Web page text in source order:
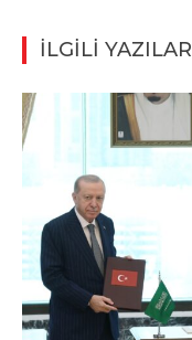
İLGİLİ YAZILAR